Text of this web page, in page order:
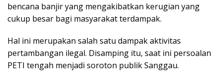
bencana banjir yang mengakibatkan kerugian yang
cukup besar bagi masyarakat terdampak.
Hal ini merupakan salah satu dampak aktivitas
pertambangan ilegal. Disamping itu, saat ini persoalan
PETI tengah menjadi soroton publik Sanggau.